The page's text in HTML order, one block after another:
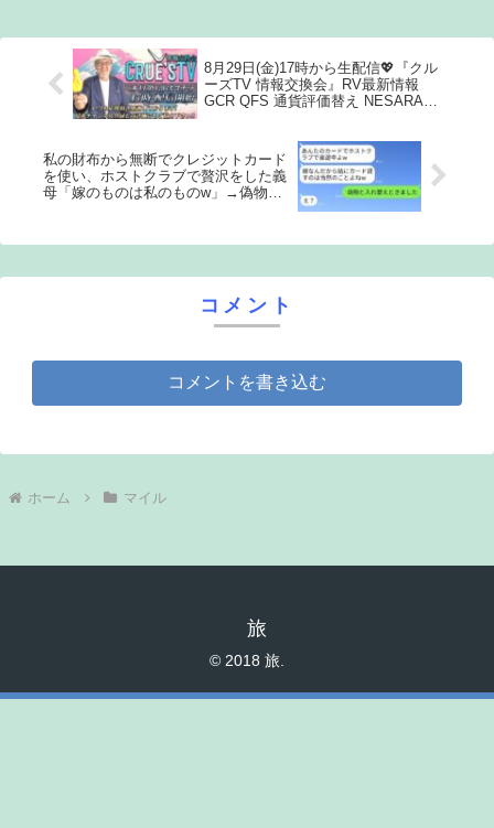
8月29日(金)17時から生配信💖『クル
ーズTV 情報交換会』RV最新情報
GCR QFS 通貨評価替え NESARA
カム
私の財布から無断でクレジットカード
を使い、ホストクラブで贅沢をした義
母「嫁のものは私のものw」→偽物と
コメント
コメントを書き込む
ホーム マイル
旅
© 2018 旅.